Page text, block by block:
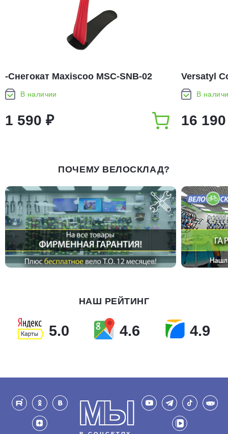
-Снегокат Maxiscoo MSC-SNB-02
В наличии
1 590 ₽
Versatyl
Orange/
В
16
ПОЧЕМУ ВЕЛОСКЛАД?
НАШ РЕЙТИНГ
5.0 4.6 4.9
МЫ